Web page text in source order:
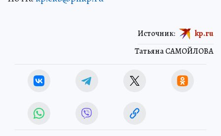
Татьяна САМОЙЛОВА
Источник: kp.ru